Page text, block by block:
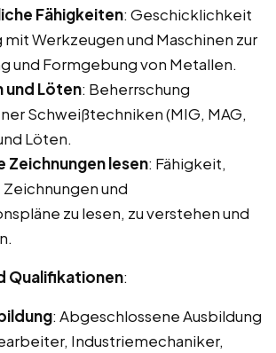
Fähigkeiten: Geschicklichkeit
mit Werkzeugen und Maschinen zur
und Formgebung von Metallen.
und Löten: Beherrschung
Schweißtechniken (MIG, MAG,
Löten.
Zeichnungen lesen: Fähigkeit,
und
zu lesen, zu verstehen und
Qualifikationen:
: Abgeschlossene Ausbildung
Industriemechaniker,